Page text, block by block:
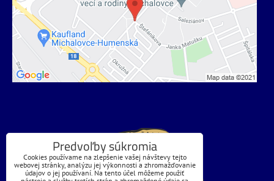
Predvoľby súkromia
Cookies používame na zlepšenie vašej návštevy tejto
webovej stránky, analýzu jej výkonnosti a zhromažďovanie
údajov o jej používaní. Na tento účel môžeme použiť